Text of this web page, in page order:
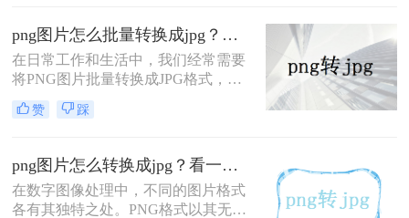
等优势，适合用于保存图标、图形及
logo等；而JPG格式则以有损压缩为
主，适合用于保存照片、生活场景
等。那么怎么将png转变为jpg大小不
变呢？
png图片怎么批量转换成jpg？这三种方法快速搞定转换！
在日常工作和生活中，我们经常需要
将PNG图片批量转换成JPG格式，以
满足不同的使用需求。JPG格式具有
更好的压缩效果和兼容性，因此在一
么批量转换成jpg呢？本文将介绍三种
PNG图片批量转换成JPG的方法，帮
助读者高效地完成这一任务。
赞 踩
png图片怎么转换成jpg？看一下这三个简单转换方法！
在数字图像处理中，不同的图片格式
各有其独特之处。PNG格式以其无损